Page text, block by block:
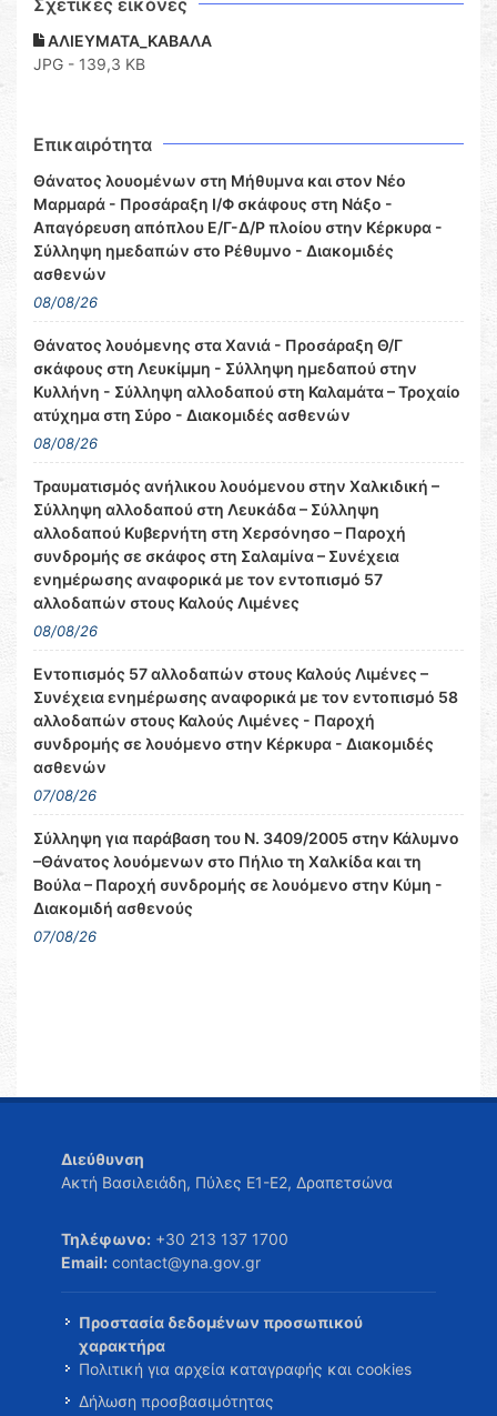
Σχετικες εικόνες
ΑΛΙΕΥΜΑΤΑ_ΚΑΒΑΛΑ
JPG - 139,3 KB
Επικαιρότητα
Θάνατος λουομένων στη Μήθυμνα και στον Νέο
Μαρμαρά - Προσάραξη Ι/Φ σκάφους στη Νάξο -
Απαγόρευση απόπλου Ε/Γ-Δ/Ρ πλοίου στην Κέρκυρα -
Σύλληψη ημεδαπών στο Ρέθυμνο - Διακομιδές
ασθενών
08/08/26
Θάνατος λουόμενης στα Χανιά - Προσάραξη Θ/Γ
σκάφους στη Λευκίμμη - Σύλληψη ημεδαπού στην
Κυλλήνη - Σύλληψη αλλοδαπού στη Καλαμάτα – Τροχαίο
ατύχημα στη Σύρο - Διακομιδές ασθενών
08/08/26
Τραυματισμός ανήλικου λουόμενου στην Χαλκιδική –
Σύλληψη αλλοδαπού στη Λευκάδα – Σύλληψη
αλλοδαπού Κυβερνήτη στη Χερσόνησο – Παροχή
συνδρομής σε σκάφος στη Σαλαμίνα – Συνέχεια
ενημέρωσης αναφορικά με τον εντοπισμό 57
αλλοδαπών στους Καλούς Λιμένες
08/08/26
Εντοπισμός 57 αλλοδαπών στους Καλούς Λιμένες –
Συνέχεια ενημέρωσης αναφορικά με τον εντοπισμό 58
αλλοδαπών στους Καλούς Λιμένες - Παροχή
συνδρομής σε λουόμενο στην Κέρκυρα - Διακομιδές
ασθενών
07/08/26
Σύλληψη για παράβαση του Ν. 3409/2005 στην Κάλυμνο
–Θάνατος λουόμενων στο Πήλιο τη Χαλκίδα και τη
Βούλα – Παροχή συνδρομής σε λουόμενο στην Κύμη -
Διακομιδή ασθενούς
07/08/26
Διεύθυνση
Ακτή Βασιλειάδη, Πύλες Ε1-Ε2, Δραπετσώνα
Τηλέφωνο: +30 213 137 1700
Email: contact@yna.gov.gr
Προστασία δεδομένων προσωπικού
χαρακτήρα
Πολιτική για αρχεία καταγραφής και cookies
Δήλωση προσβασιμότητας